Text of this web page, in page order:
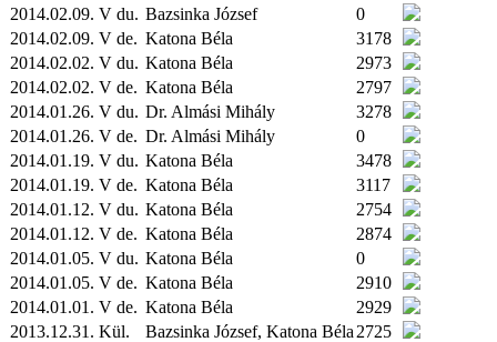
2014.02.09. V du. Bazsinka József
0
2014.02.09. V de. Katona Béla
3178
2014.02.02. V du. Katona Béla
2973
2014.02.02. V de. Katona Béla
2797
2014.01.26. V du. Dr. Almási Mihály
3278
2014.01.26. V de. Dr. Almási Mihály
0
2014.01.19. V du. Katona Béla
3478
2014.01.19. V de. Katona Béla
3117
2014.01.12. V du. Katona Béla
2754
2014.01.12. V de. Katona Béla
2874
2014.01.05. V du. Katona Béla
0
2014.01.05. V de. Katona Béla
2910
2014.01.01. V de. Katona Béla
2929
2013.12.31. Kül. Bazsinka József, Katona Béla 2725